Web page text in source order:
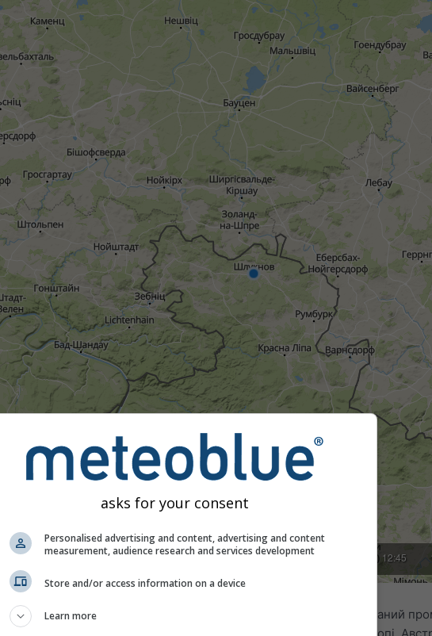
10:45 11:00 11:15 11:30 11:45 12:00 12:15 12:45
Помірний Сильний Дуже сильний
на Šluknov. Ця анімація показує за вибраний
блискавки. Дані надані
(доступно у США, Європі,
asks for your consent
Personalised advertising and content, advertising and content
measurement, audience research and services development
Store and/or access information on a device
Learn more